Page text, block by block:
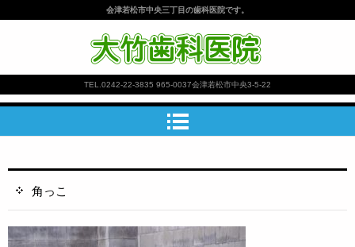
大竹歯科医院
会津若松市中央三丁目の歯科医院です。
TEL. 0242-22-3835 965-0037会津若松市中央3-5-22
角っこ